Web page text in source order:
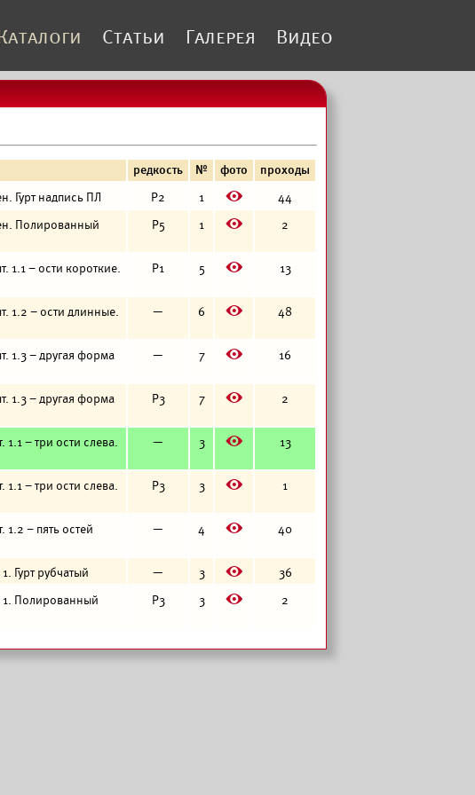
Статьи Галерея Видео
редкость № фото
проходы
Гурт надпись ПЛ Р2 1 E
44
Полированный
Р5 1 E 2
1.1 – ости короткие.
Р1 5 E 13
1.2 – ости длинные.
— 6 E 48
1.3 – другая форма
— 7 E 16
1.3 – другая форма
Р3 7 E 2
– три ости слева.
— 3 E 13
– три ости слева.
Р3 3 E 1
– пять остей
— 4 E 40
Гурт рубчатый — 3 E
36
1. Полированный
Р3 3 E 2